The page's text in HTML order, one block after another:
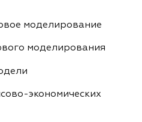
моделирование
моделирования
экономических